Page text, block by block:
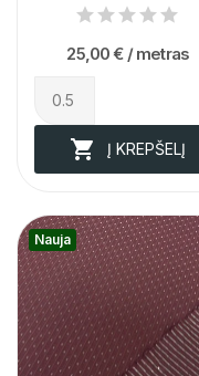
25,00 € / metras
 Į KREPŠELĮ
Nauja